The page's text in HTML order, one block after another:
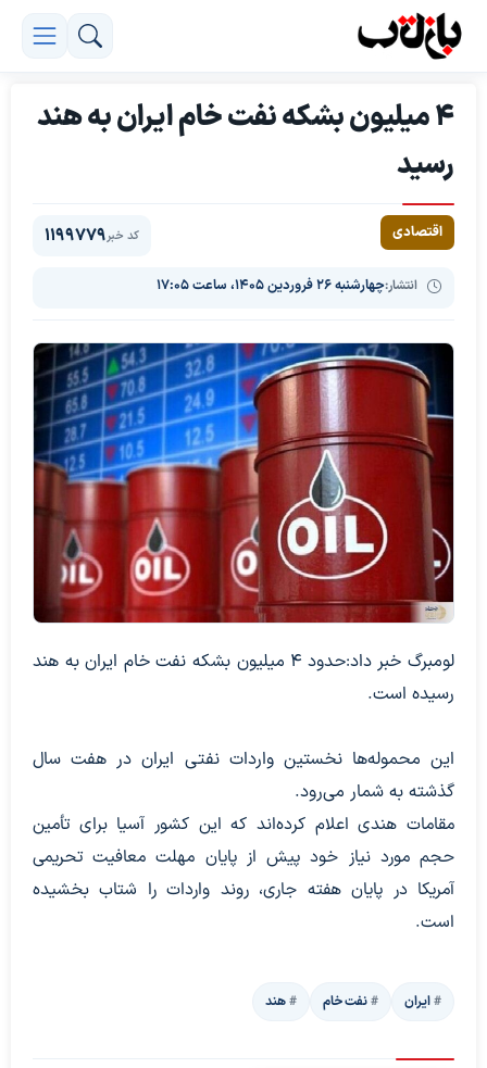
4 میلیون بشکه نفت خام ایران به هند
رسید
اقتصادی
انتشار:چهارشنبه ۲۶ فروردین ۱۴۰۵، ساعت ۱۷:۰۵
کد خبر1199779
لومبرگ خبر داد:حدود ۴ میلیون بشکه نفت خام ایران به هند
رسیده است.
این محموله‌ها نخستین واردات نفتی ایران در هفت سال
گذشته به شمار می‌رود.
مقامات هندی اعلام کرده‌اند که این کشور آسیا برای تأمین
حجم مورد نیاز خود پیش از پایان مهلت معافیت تحریمی
آمریکا در پایان هفته جاری، روند واردات را شتاب بخشیده
است.
ایران نفت خام هند